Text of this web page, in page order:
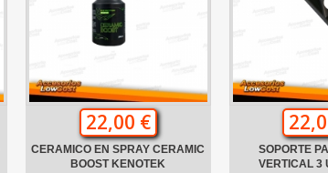
22,00 €
CERAMICO EN SPRAY CERAMIC
BOOST KENOTEK
SOPORTE
VERTICAL 3